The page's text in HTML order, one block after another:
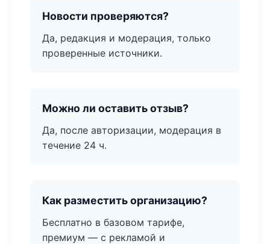
Новости проверяются?
Да, редакция и модерация, только
проверенные источники.
Можно ли оставить отзыв?
Да, после авторизации, модерация в
течение 24 ч.
Как разместить организацию?
Бесплатно в базовом тарифе,
премиум — с рекламой и